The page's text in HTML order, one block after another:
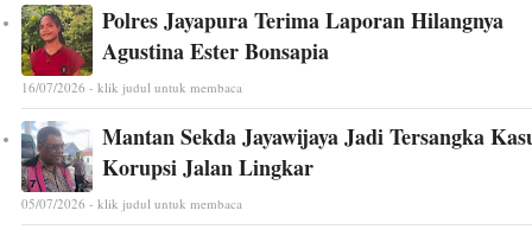
Polres Jayapura Terima Laporan Hilangnya
Agustina Ester Bonsapia
16/07/2026 - klik judul untuk membaca
Mantan Sekda Jayawijaya Jadi Tersangka
Korupsi Jalan Lingkar
05/07/2026 - klik judul untuk membaca